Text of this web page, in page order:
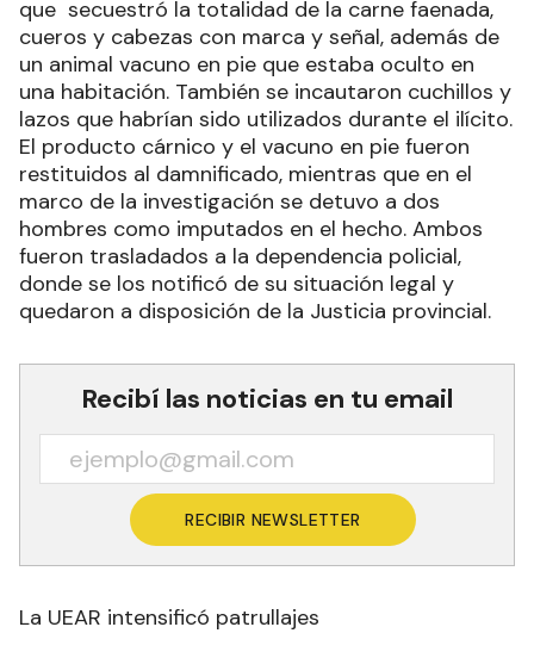
que secuestró la totalidad de la carne faenada,
cueros y cabezas con marca y señal, además de
un animal vacuno en pie que estaba oculto en
una habitación. También se incautaron cuchillos y
lazos que habrían sido utilizados durante el ilícito.
El producto cárnico y el vacuno en pie fueron
restituidos al damnificado, mientras que en el
marco de la investigación se detuvo a dos
hombres como imputados en el hecho. Ambos
fueron trasladados a la dependencia policial,
donde se los notificó de su situación legal y
quedaron a disposición de la Justicia provincial.
Recibí las noticias en tu email
RECIBIR NEWSLETTER
La UEAR intensificó patrullajes